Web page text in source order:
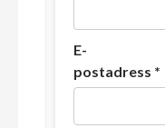
E-
postadress *